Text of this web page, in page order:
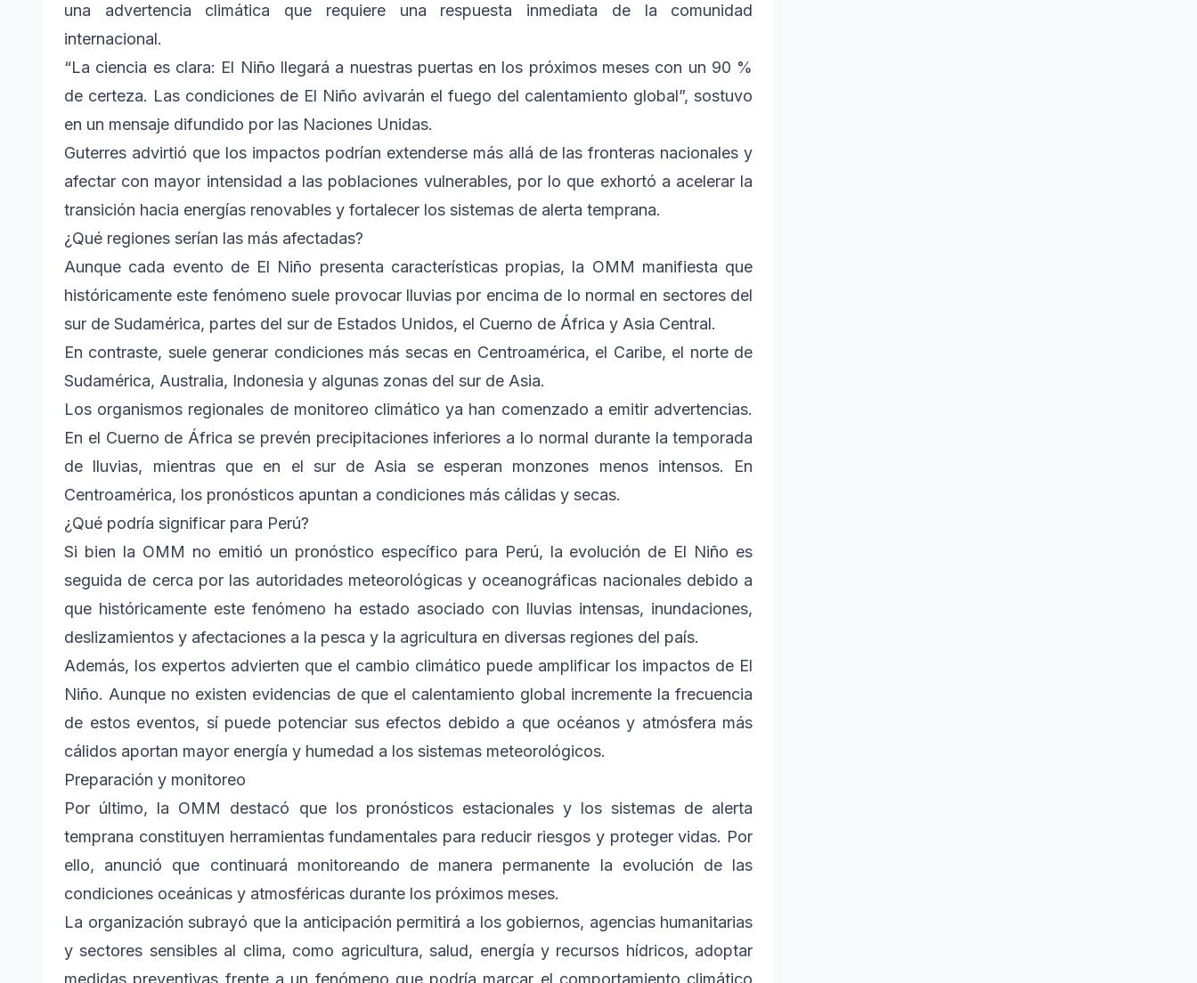
una advertencia climática que requiere una respuesta inmediata de la comunidad
internacional.
“La ciencia es clara: El Niño llegará a nuestras puertas en los próximos meses con un 90 %
de certeza. Las condiciones de El Niño avivarán el fuego del calentamiento global”, sostuvo
en un mensaje difundido por las Naciones Unidas.
Guterres advirtió que los impactos podrían extenderse más allá de las fronteras nacionales y
afectar con mayor intensidad a las poblaciones vulnerables, por lo que exhortó a acelerar la
transición hacia energías renovables y fortalecer los sistemas de alerta temprana.
¿Qué regiones serían las más afectadas?
Aunque cada evento de El Niño presenta características propias, la OMM manifiesta que
históricamente este fenómeno suele provocar lluvias por encima de lo normal en sectores del
sur de Sudamérica, partes del sur de Estados Unidos, el Cuerno de África y Asia Central.
En contraste, suele generar condiciones más secas en Centroamérica, el Caribe, el norte de
Sudamérica, Australia, Indonesia y algunas zonas del sur de Asia.
Los organismos regionales de monitoreo climático ya han comenzado a emitir advertencias.
En el Cuerno de África se prevén precipitaciones inferiores a lo normal durante la temporada
de lluvias, mientras que en el sur de Asia se esperan monzones menos intensos. En
Centroamérica, los pronósticos apuntan a condiciones más cálidas y secas.
¿Qué podría significar para Perú?
Si bien la OMM no emitió un pronóstico específico para Perú, la evolución de El Niño es
seguida de cerca por las autoridades meteorológicas y oceanográficas nacionales debido a
que históricamente este fenómeno ha estado asociado con lluvias intensas, inundaciones,
deslizamientos y afectaciones a la pesca y la agricultura en diversas regiones del país.
Además, los expertos advierten que el cambio climático puede amplificar los impactos de El
Niño. Aunque no existen evidencias de que el calentamiento global incremente la frecuencia
de estos eventos, sí puede potenciar sus efectos debido a que océanos y atmósfera más
cálidos aportan mayor energía y humedad a los sistemas meteorológicos.
Preparación y monitoreo
Por último, la OMM destacó que los pronósticos estacionales y los sistemas de alerta
temprana constituyen herramientas fundamentales para reducir riesgos y proteger vidas. Por
ello, anunció que continuará monitoreando de manera permanente la evolución de las
condiciones oceánicas y atmosféricas durante los próximos meses.
La organización subrayó que la anticipación permitirá a los gobiernos, agencias humanitarias
y sectores sensibles al clima, como agricultura, salud, energía y recursos hídricos, adoptar